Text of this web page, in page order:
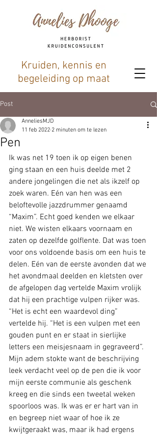
Kruiden, kennis en
begeleiding op maat
Post
Pen
AnneliesMJD
11 feb 2022 2 minuten om te lezen
Ik was net 19 toen ik op eigen benen
ging staan en een huis deelde met 2
andere jongelingen die net als ikzelf op
zoek waren. Eén van hen was een
beloftevolle jazzdrummer genaamd
“Maxim”. Echt goed kenden we elkaar
niet. We wisten elkaars voornaam en
zaten op dezelfde golflente. Dat was toen
voor ons voldoende basis om een huis te
delen. Eén van de eerste avonden dat we
het avondmaal deelden en kletsten over
de afgelopen dag vertelde Maxim vrolijk
dat hij een prachtige vulpen rijker was.
“Het is echt een waardevol ding”
vertelde hij. “Het is een vulpen met een
gouden punt en er staat in sierlijke
letters een meisjesnaam in gegraveerd”.
Mijn adem stokte want de beschrijving
leek verdacht veel op de pen die ik voor
mijn eerste communie als geschenk
kreeg en die sinds een tweetal weken
spoorloos was. Ik was er er hart van in
en begreep niet waar of hoe ik ze
kwijtgeraakt was, maar ik had ergens